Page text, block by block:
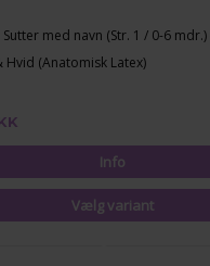
med navn (Str. 1 / 0-6 mdr.)
Hvid (Anatomisk Latex)